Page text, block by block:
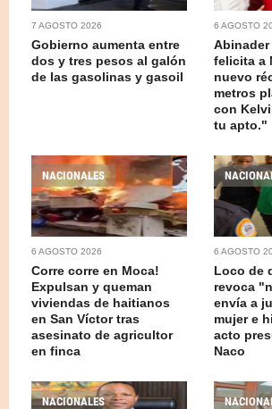
7 AGOSTO 2026
Gobierno aumenta entre
dos y tres pesos al galón
de las gasolinas y gasoil
6 AGOSTO
felicita a
nuevo
metros
con
tu apto."
NACIONALES
6 AGOSTO 2026
Corre corre en Moca!
Expulsan y queman
viviendas de haitianos
en San Víctor tras
asesinato de agricultor
en finca
6 AGOSTO
Loco de
revoca
envía a
mujer e
acto
Naco
NACIONALES